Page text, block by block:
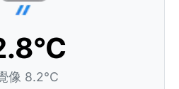
像 8.2°C